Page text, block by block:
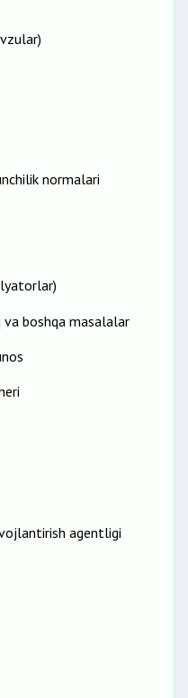
sudlarning
normalari
va boshqa masalalar
agentligi